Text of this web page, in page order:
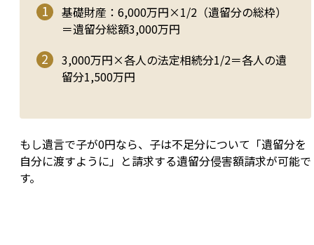
基礎財産：6,000万円×1/2（遺留分の総枠）
＝遺留分総額3,000万円
3,000万円×各人の法定相続分1/2＝各人の遺
留分1,500万円
もし遺言で子が0円なら、子は不足分について「遺留分を
自分に渡すように」と請求する遺留分侵害額請求が可能で
す。